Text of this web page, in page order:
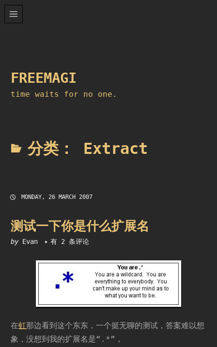
Skip
FREEMAGI
time waits for no one.
分类： Extract
MONDAY, 26 MARCH 2007
测试一下你是什么扩展名
by Evan
测
一
扩
名
有 2 条评论
在虹那边看到这个东东，一个挺无聊的测试，答案难以想
象，没想到我的扩展名是“.*”，